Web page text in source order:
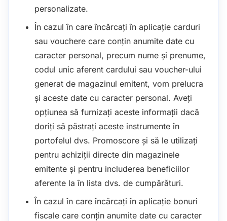
personalizate.
În cazul în care încărcați în aplicație carduri
sau vouchere care conțin anumite date cu
caracter personal, precum nume și prenume,
codul unic aferent cardului sau voucher-ului
generat de magazinul emitent, vom prelucra
și aceste date cu caracter personal. Aveți
opțiunea să furnizați aceste informații dacă
doriți să păstrați aceste instrumente în
portofelul dvs. Promoscore și să le utilizați
pentru achiziții directe din magazinele
emitente și pentru includerea beneficiilor
aferente la în lista dvs. de cumpărături.
În cazul în care încărcați în aplicație bonuri
fiscale care conțin anumite date cu caracter